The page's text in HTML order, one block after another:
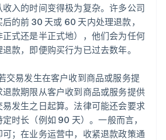
入的时间变得极为复杂。许多公司
的前 30 天或 60 天内处理退款，
式还是半正式地），他们会为任何
款，即便购买行为已过去数年。
交易发生在客户收到商品或服务提
款期限从客户收到商品或服务提供
发生之日起算。法律可能还会要求
时长（例如 90 天）。一般而言，
；在业务运营中，收紧退款政策通